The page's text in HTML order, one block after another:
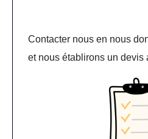
Contacter nous en nous
et nous établirons un devis